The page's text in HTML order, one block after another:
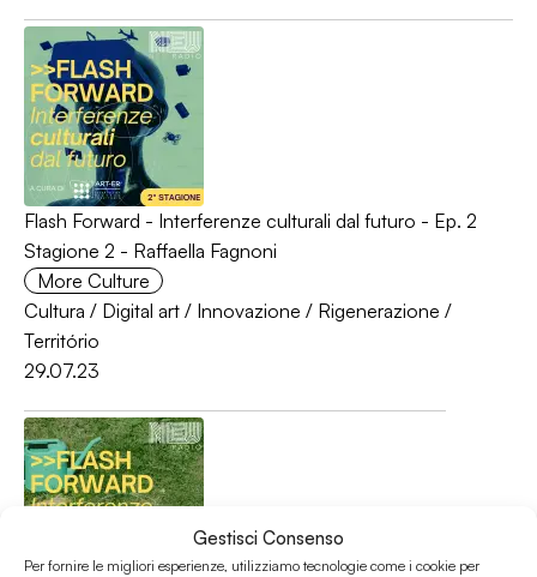
Gestisci Consenso
Per fornire le migliori esperienze, utilizziamo tecnologie come i cookie per
Flash Forward - Interferenze culturali dal futuro - Ep. 2
Stagione 2 - Raffaella Fagnoni
More Culture
Cultura / Digital art / Innovazione / Rigenerazione /
Território
29.07.23